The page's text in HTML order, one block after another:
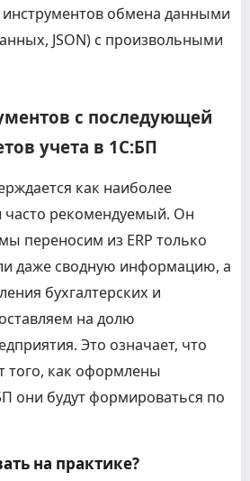
обмена данными
JSON) с произвольными
с последующей
учета в 1С:БП
как наиболее
рекомендуемый. Он
переносим из ERP только
даже сводную информацию, а
бухгалтерских и
на долю
Это означает, что
того, как оформлены
они будут формироваться по
на практике?